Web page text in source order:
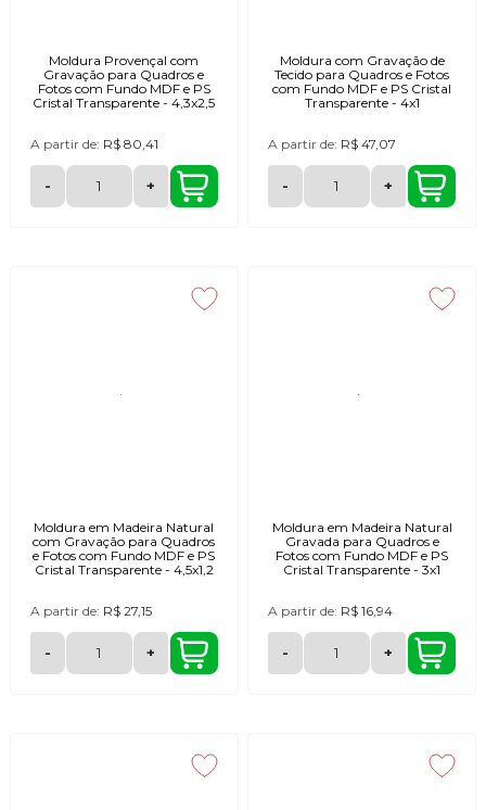
Moldura Provençal com
Gravação para Quadros e
Fotos com Fundo MDF e PS
Cristal Transparente - 4,3x2,5
A partir de: R$ 80,41
- +
Moldura com Gravação de
Tecido para Quadros e Fotos
com Fundo MDF e PS Cristal
Transparente - 4x1
A partir de: R$ 47,07
- +
Moldura em Madeira Natural
com Gravação para Quadros
e Fotos com Fundo MDF e PS
Cristal Transparente - 4,5x1,2
A partir de: R$ 27,15
- +
Moldura em Madeira Natural
Gravada para Quadros e
Fotos com Fundo MDF e PS
Cristal Transparente - 3x1
A partir de: R$ 16,94
- +